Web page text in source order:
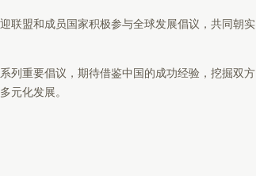
盟和成员国家积极参与全球发展倡议，共同朝实
重要倡议，期待借鉴中国的成功经验，挖掘双方
元化发展。